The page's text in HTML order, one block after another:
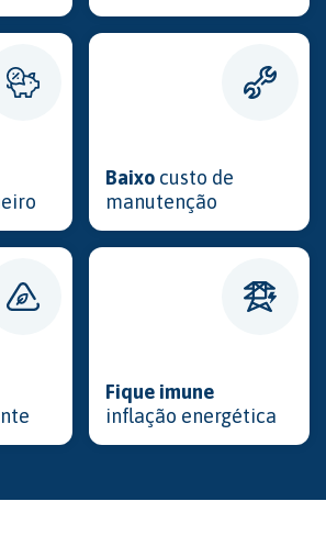
Baixocusto de
manutenção
Fique imune
inflação energética